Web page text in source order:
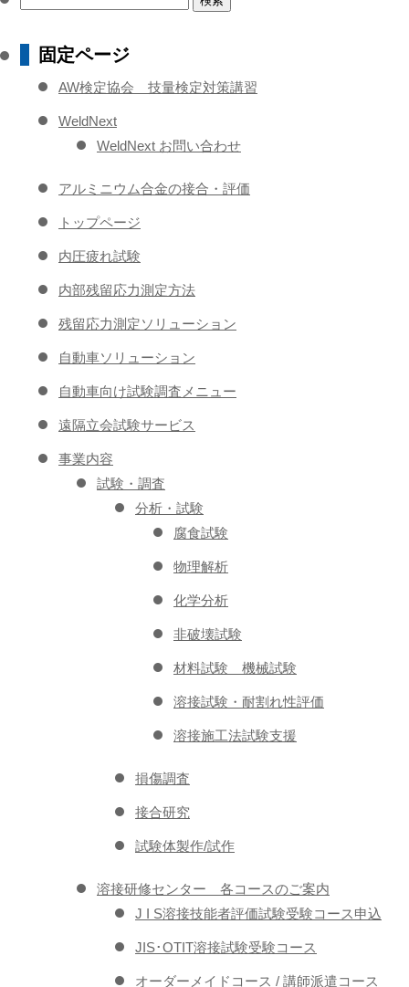
固定ページ
AW検定協会 技量検定対策講習
WeldNext
WeldNext お問い合わせ
アルミニウム合金の接合・評価
トップページ
内圧疲れ試験
内部残留応力測定方法
残留応力測定ソリューション
自動車ソリューション
自動車向け試験調査メニュー
遠隔立会試験サービス
事業内容
試験・調査
分析・試験
腐食試験
物理解析
化学分析
非破壊試験
材料試験 機械試験
溶接試験・耐割れ性評価
溶接施工法試験支援
損傷調査
接合研究
試験体製作/試作
溶接研修センター 各コースのご案内
J I S溶接技能者評価試験受験コース申込
JIS･OTIT溶接試験受験コース
オーダーメイドコース / 講師派遣コース